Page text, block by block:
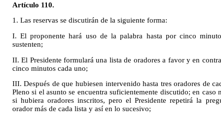
Artículo 110.
1. Las reservas se discutirán de la siguiente forma:
I. El proponente hará uso de la palabra hasta por cinco
sustenten;
II. El Presidente formulará una lista de oradores a favor y en
cinco minutos cada uno;
III. Después de que hubiesen intervenido hasta tres oradores de
Pleno si el asunto se encuentra suficientemente discutido; en
si hubiera oradores inscritos, pero el Presidente repetirá la
orador más de cada lista y así en lo sucesivo;